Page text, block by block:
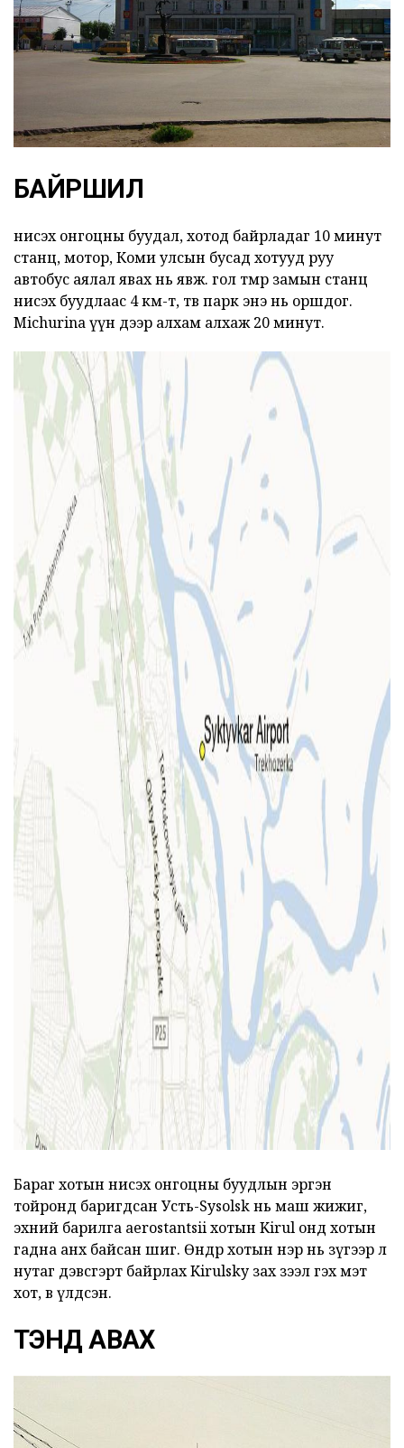
БАЙРШИЛ
нисэх онгоцны буудал, хотод байрладаг 10 минут
станц, мотор, Коми улсын бусад хотууд руу
автобус аялал явах нь явж. гол төмөр замын станц
нисэх буудлаас 4 км-т, төв парк энэ нь оршдог.
Michurina үүн дээр алхам алхаж 20 минут.
ad
Бараг хотын нисэх онгоцны буудлын эргэн
тойронд баригдсан Усть-Sysolsk нь маш жижиг,
эхний барилга aerostantsii хотын Kirul онд хотын
гадна анх байсан шиг. Өнөөдөр хотын нэр нь зүгээр л
нутаг дэвсгэрт байрлах Kirulsky зах зээл гэх мэт
хот, өв үлдсэн.
ТЭНД АВАХ